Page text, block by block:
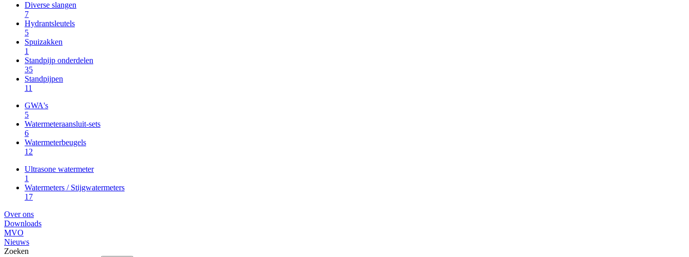
Diverse slangen
7
Hydrantsleutels
5
Spuizakken
1
Standpijp onderdelen
35
Standpijpen
11
GWA's
5
Watermeteraansluit-sets
6
Watermeterbeugels
12
Ultrasone watermeter
1
Watermeters / Stijgwatermeters
17
Over ons
Downloads
MVO
Nieuws
Zoeken